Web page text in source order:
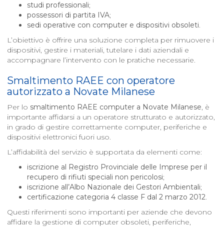
studi professionali;
possessori di partita IVA;
sedi operative con computer e dispositivi obsoleti.
L’obiettivo è offrire una soluzione completa per rimuovere i
dispositivi, gestire i materiali, tutelare i dati aziendali e
accompagnare l’intervento con le pratiche necessarie.
Smaltimento RAEE con operatore
autorizzato a Novate Milanese
Per lo smaltimento RAEE computer a Novate Milanese, è
importante affidarsi a un operatore strutturato e autorizzato,
in grado di gestire correttamente computer, periferiche e
dispositivi elettronici fuori uso.
L’affidabilità del servizio è supportata da elementi come:
iscrizione al Registro Provinciale delle Imprese per il
recupero di rifiuti speciali non pericolosi;
iscrizione all’Albo Nazionale dei Gestori Ambientali;
certificazione categoria 4 classe F dal 2 marzo 2012.
Questi riferimenti sono importanti per aziende che devono
affidare la gestione di computer obsoleti, periferiche,